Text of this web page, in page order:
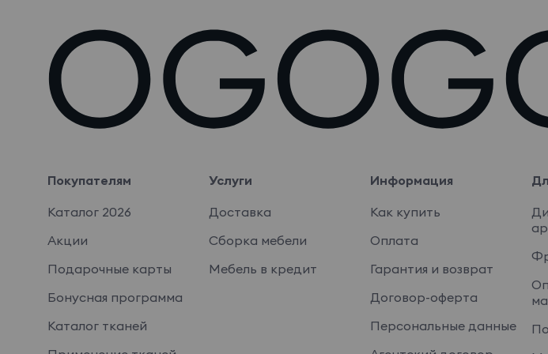
Покупателям
Каталог 2026
Акции
Подарочные карты
Бонусная программа
Каталог тканей
Услуги
Доставка
Сборка мебели
Мебель в кредит
Информация
Как купить
Оплата
Гарантия и возврат
Договор-оферта
Персональные данные